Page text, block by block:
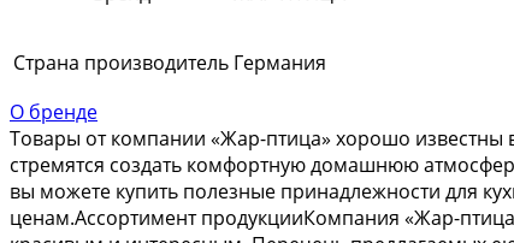
Страна производитель Германия
О бренде
Товары от компании «Жар-птица» хорошо известны
стремятся создать комфортную домашнюю
вы можете купить полезные принадлежности для
ценам.Ассортимент продукцииКомпания «Жар-